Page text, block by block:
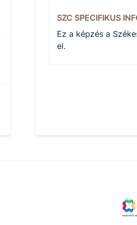
SZC SPECIFIKUS
Ez a képzés a
el.